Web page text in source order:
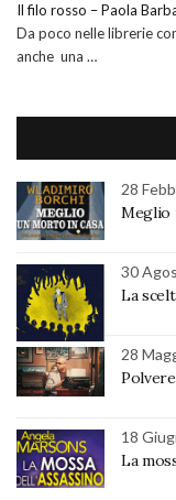
Il filo rosso – Paola
Da poco nelle librerie
anche una …
28
Meglio
30
La
28
18
La